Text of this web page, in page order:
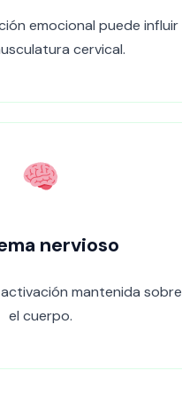
emocional puede influir
cervical.
nervioso
mantenida sobre
el cuerpo.